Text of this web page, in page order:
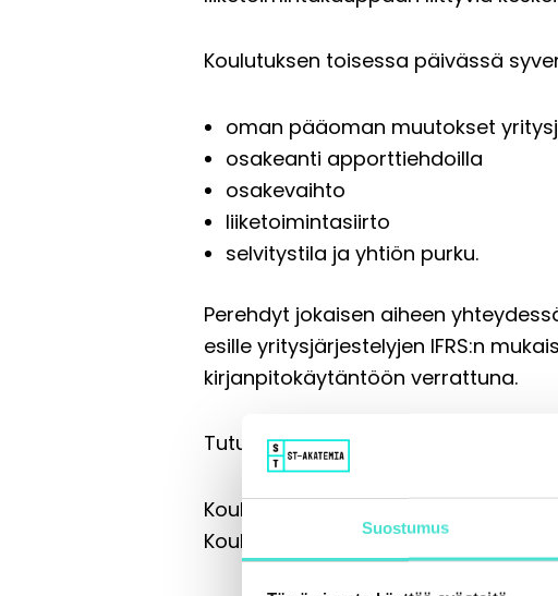
Suostumus
Koulutuksen toisessa päivässä
oman pääoman muutokset
osakeanti apporttiehdoilla
osakevaihto
liiketoimintasiirto
selvitystila ja yhtiön purku.
Perehdyt jokaisen aiheen
esille yritysjärjestelyjen IFRS:n
kirjanpitokäytäntöön verrattuna.
Tutustu tarkemmin ohjelmaan ja
Koulutus on tarkoitettu
Koulutus toteutetaan etä- ja